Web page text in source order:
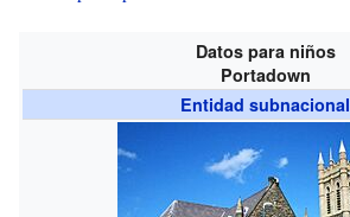
Datos para niños
Portadown
Entidad subnacional